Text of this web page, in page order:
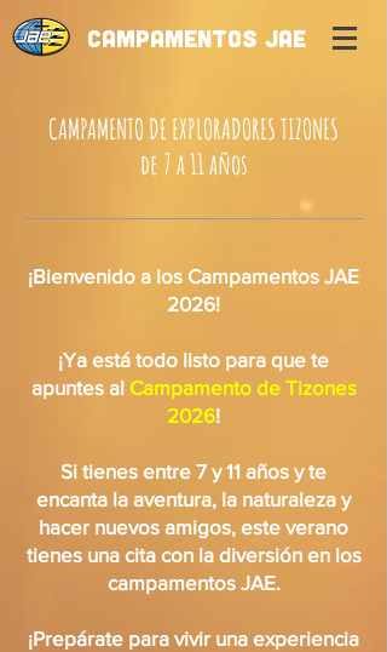
CAMPAMENTOS JAE
CAMPAMENTO DE EXPLORADORES TIZONES
de 7 a 11 años
¡Bienvenido a los Campamentos JAE
2026!
¡Ya está todo listo para que te
apuntes al Campamento de Tizones
2026!
Si tienes entre 7 y 11 años y te
encanta la aventura, la naturaleza y
hacer nuevos amigos, este verano
tienes una cita con la diversión en los
campamentos JAE.
¡Prepárate para vivir una experiencia